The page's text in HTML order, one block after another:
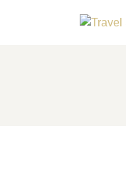
A LA UNE